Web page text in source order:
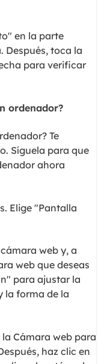
en la parte
Después, toca la
para verificar
ordenador?
Te
Síguela para que
ahora
Elige "Pantalla
web y, a
web que deseas
para ajustar la
la forma de la
Cámara web para
haz clic en